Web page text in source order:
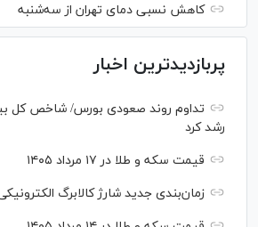
کاهش نسبی دمای تهران از سه‌شنبه
پربازدیدترین اخبار
رشد کرد
قیمت سکه و طلا در ۱۷ مرداد ۱۴۰۵
زمان‌بندی جدید شارژ کالابرگ